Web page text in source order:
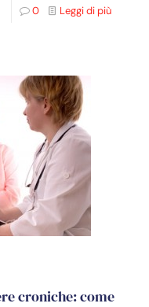
0 Leggi di più
croniche: come